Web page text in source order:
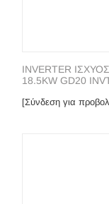
INVERTER
18.5KW GD20
[Σύνδεση για